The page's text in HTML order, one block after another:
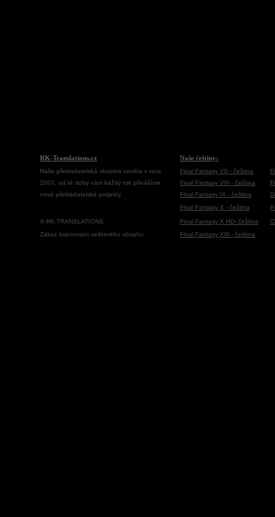
RK-Translations.cz Naše češtiny:
Naše překladatelská skupina vznikla v roce Final Fantasy VII - čeština
2007, od té doby vám každý rok přinášíme
Final Fantasy VIII - čeština
nové překladatelské projekty.
Final Fantasy IX - čeština
Final Fantasy X - čeština
© RK-TRANSLATIONS Final Fantasy X HD- čeština
Zákaz kopírování veškerého obsahu.
Final Fantasy XIII - čeština